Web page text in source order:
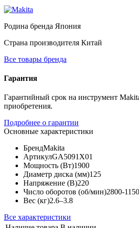
Родина бренда Япония
Страна производителя Китай
Все товары бренда
Гарантия
Гарантийный срок на инструмент
приобретения.
Подробнее о гарантии
Основные характеристики
БрендMakita
АртикулGA5091X01
Мощность (Вт)1900
Диаметр диска (мм)125
Напряжение (В)220
Число оборотов (об/мин)2800-
Вес (кг)2.6–3.8
Все характеристики